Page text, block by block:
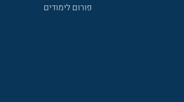
פורום לימודים